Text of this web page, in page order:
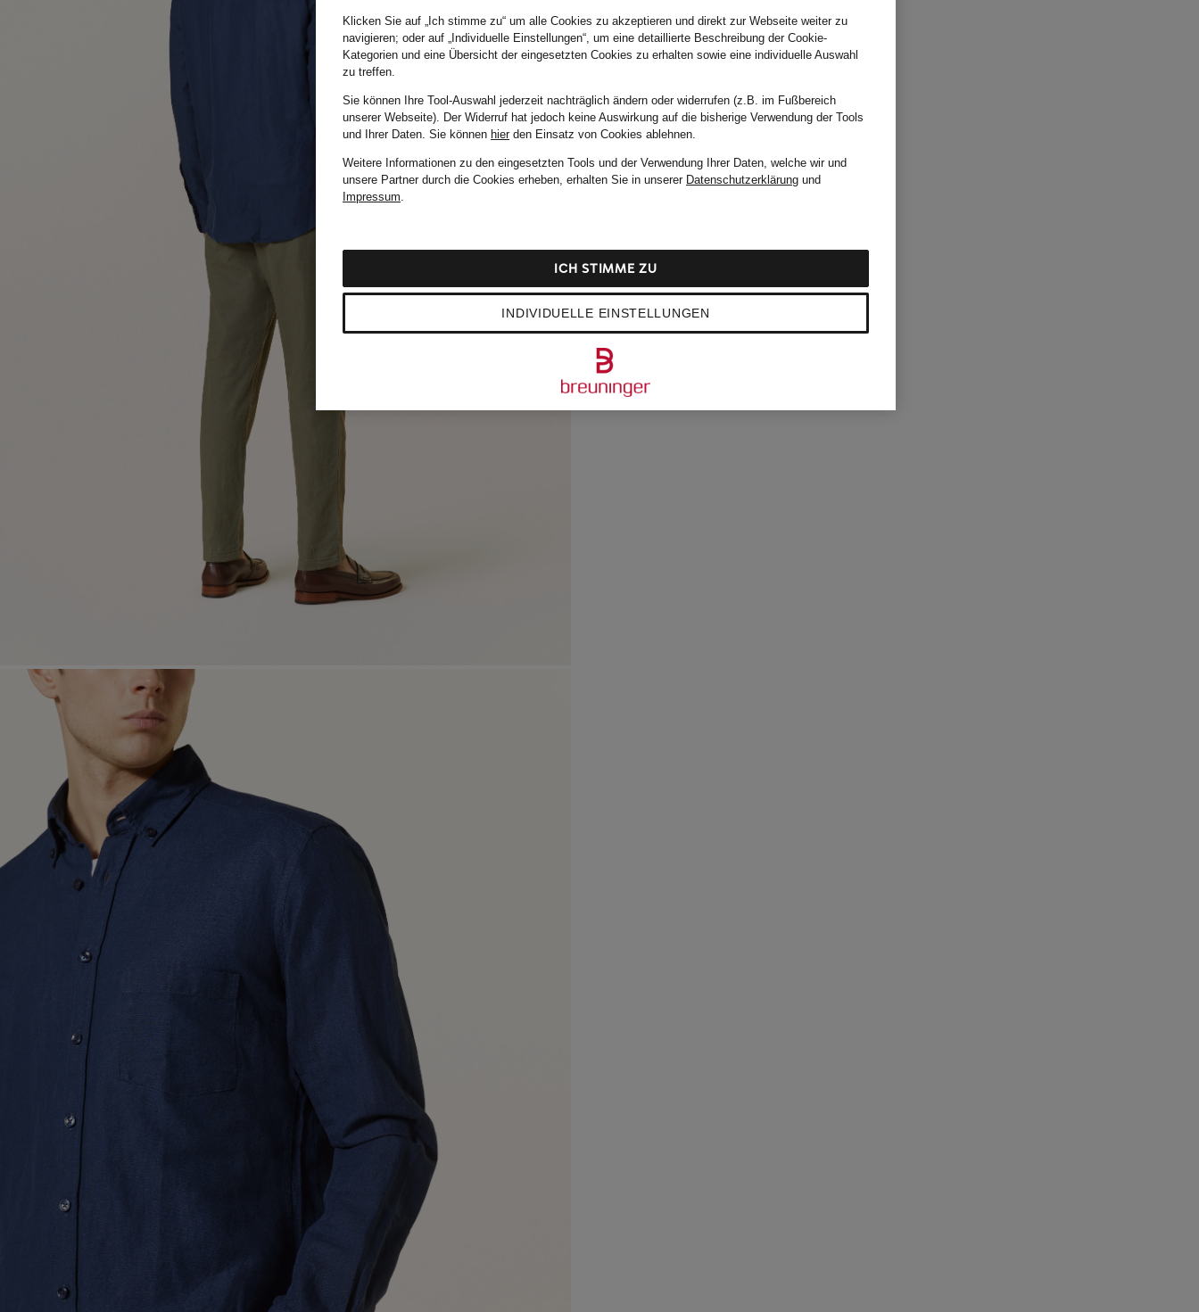
Klicken Sie auf „Ich stimme zu“ um alle Cookies zu akzeptieren und direkt zur Webseite weiter zu
navigieren; oder auf „Individuelle Einstellungen“, um eine detaillierte Beschreibung der Cookie-
Kategorien und eine Übersicht der eingesetzten Cookies zu erhalten sowie eine individuelle Auswahl
zu treffen.
Sie können Ihre Tool-Auswahl jederzeit nachträglich ändern oder widerrufen (z.B. im Fußbereich
unserer Webseite). Der Widerruf hat jedoch keine Auswirkung auf die bisherige Verwendung der Tools
und Ihrer Daten. Sie können hierden Einsatz von Cookies ablehnen.
Weitere Informationen zu den eingesetzten Tools und der Verwendung Ihrer Daten, welche wir und
unsere Partner durch die Cookies erheben, erhalten Sie in unserer Datenschutzerklärung und
Impressum.
INDIVIDUELLE EINSTELLUNGEN
ICH STIMME ZU